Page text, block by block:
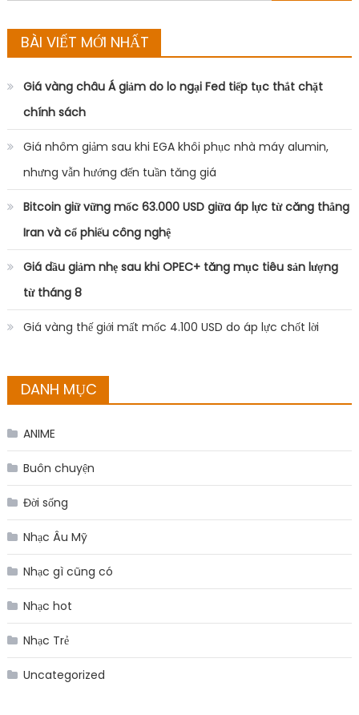
BÀI VIẾT MỚI NHẤT
Giá vàng châu Á giảm do lo ngại Fed tiếp tục thắt chặt
chính sách
Giá nhôm giảm sau khi EGA khôi phục nhà máy alumin,
nhưng vẫn hướng đến tuần tăng giá
Bitcoin giữ vững mốc 63.000 USD giữa áp lực từ căng thẳng
Iran và cổ phiếu công nghệ
Giá dầu giảm nhẹ sau khi OPEC+ tăng mục tiêu sản lượng
từ tháng 8
Giá vàng thế giới mất mốc 4.100 USD do áp lực chốt lời
DANH MỤC
ANIME
Buôn chuyện
Đời sống
Nhạc Âu Mỹ
Nhạc gì cũng có
Nhạc hot
Nhạc Trẻ
Uncategorized